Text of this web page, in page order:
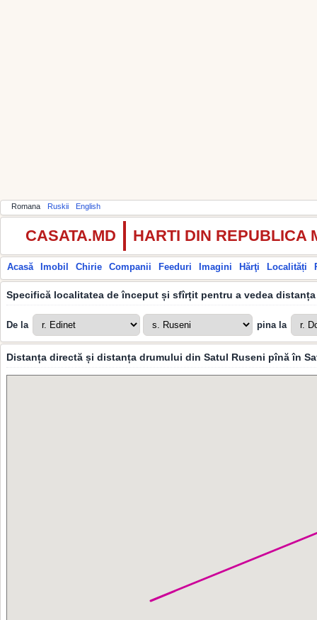
Romana Ruskii English
CASATA.MD HARTI DIN REPUBLICA
Acasă Imobil Chirie Companii Feeduri Imagini Hărţi Localități
Specifică localitatea de început și sfîrțit pentru a vedea
De la pina la
Distanța directă și distanța drumului din Satul Ruseni pînă în